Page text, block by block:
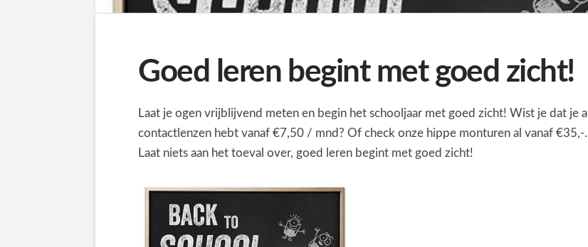
Goed leren begint met goed zicht!
Laat je ogen vrijblijvend meten en begin het schooljaar met goed zicht! Wist je dat je al
contactlenzen hebt vanaf €7,50 / mnd? Of check onze hippe monturen al vanaf €35,-.
Laat niets aan het toeval over, goed leren begint met goed zicht!